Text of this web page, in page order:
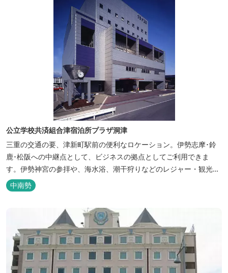
公立学校共済組合津宿泊所プラザ洞津
三重の交通の要、津新町駅前の便利なロケーション。伊勢志摩･鈴
鹿･松阪への中継点として、ビジネスの拠点としてご利用できま
す。伊勢神宮の参拝や、海水浴、潮干狩りなどのレジャー・観光に
も最適です。
中南勢